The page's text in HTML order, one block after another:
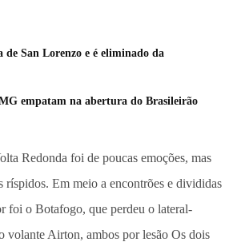
de San Lorenzo e é eliminado da
empatam na abertura do Brasileirão
Redonda foi de poucas emoções, mas
ríspidos. Em meio a encontrões e divididas
foi o Botafogo, que perdeu o lateral-
volante Airton, ambos por lesão Os dois